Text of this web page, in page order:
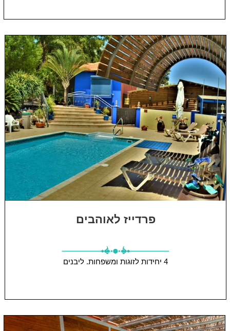
פרדייז לאוהבים
4 יחידות לזוגות ומשפחות. ליבנים